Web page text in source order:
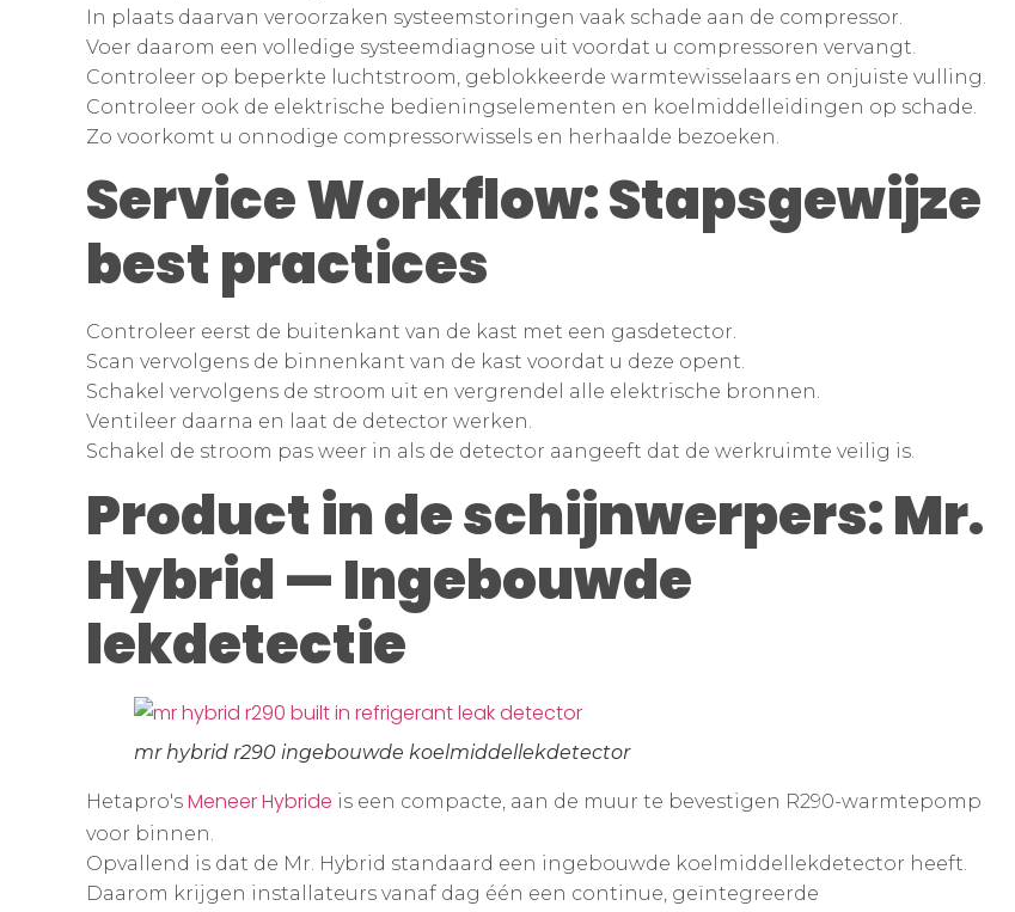
In plaats daarvan veroorzaken systeemstoringen vaak schade aan de compressor.
Voer daarom een volledige systeemdiagnose uit voordat u compressoren vervangt.
Controleer op beperkte luchtstroom, geblokkeerde warmtewisselaars en onjuiste vulling.
Controleer ook de elektrische bedieningselementen en koelmiddelleidingen op schade.
Zo voorkomt u onnodige compressorwissels en herhaalde bezoeken.
Service Workflow: Stapsgewijze
best practices
Controleer eerst de buitenkant van de kast met een gasdetector.
Scan vervolgens de binnenkant van de kast voordat u deze opent.
Schakel vervolgens de stroom uit en vergrendel alle elektrische bronnen.
Ventileer daarna en laat de detector werken.
Schakel de stroom pas weer in als de detector aangeeft dat de werkruimte veilig is.
Product in de schijnwerpers: Mr.
Hybrid — Ingebouwde
lekdetectie
mr hybrid r290 ingebouwde koelmiddellekdetector
Hetapro's Meneer Hybride is een compacte, aan de muur te bevestigen R290-warmtepomp
voor binnen.
Opvallend is dat de Mr. Hybrid standaard een ingebouwde koelmiddellekdetector heeft.
Daarom krijgen installateurs vanaf dag één een continue, geïntegreerde